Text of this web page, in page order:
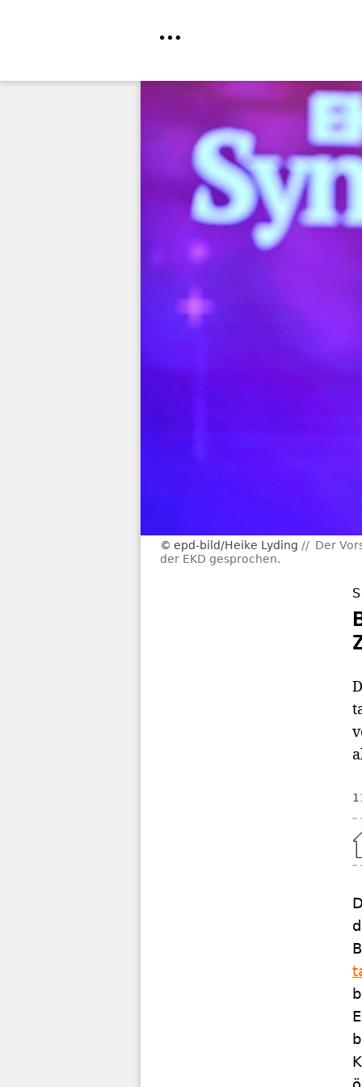
epd-bild/Heike Lyding
Der
der EKD gesprochen.